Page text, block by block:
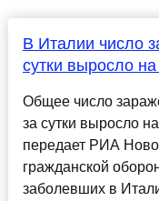
В Италии число
сутки выросло
Общее число
за сутки выросло
передает РИА
гражданской
заболевших в